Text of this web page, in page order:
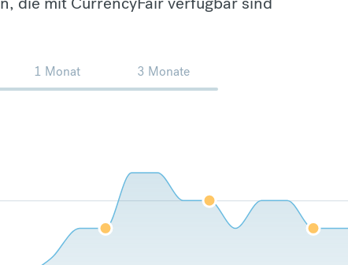
1 Monat 3 Monate